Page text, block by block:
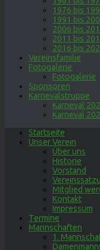
1976 bis
1991 bis
2006 bis
2011 bis
2016 bis
Vereinsfamilie
Fotogalerie
Fotogalerie
Sponsoren
Karnevalstruppe
Karneval
Karneval
Startseite
Unser Verein
Über uns
Historie
Vorstand
Mitglied
Kontakt
Impressum
Termine
Mannschaften
1.